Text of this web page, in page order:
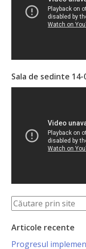
Sala de sedinte 14-
Articole recente
Progresul